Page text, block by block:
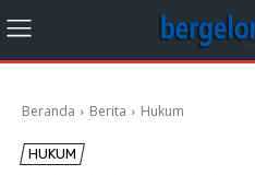
Beranda Berita Hukum
HUKUM